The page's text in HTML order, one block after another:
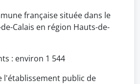
française située dans le
Calais en région Hauts-de-
: environ 1 544
l'établissement public de